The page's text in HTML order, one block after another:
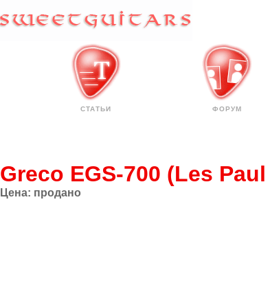
СТАТЬИ ФОРУМ
Greco EGS-700 (Les
Цена: продано